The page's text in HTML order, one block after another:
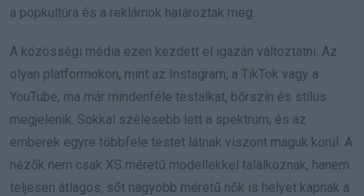
a popkultúra és a reklámok határoztak meg.
A közösségi média ezen kezdett el igazán változtatni. Az
olyan platformokon, mint az Instagram, a TikTok vagy a
YouTube, ma már mindenféle testalkat, bőrszín és stílus
megjelenik. Sokkal szélesebb lett a spektrum, és az
emberek egyre többféle testet látnak viszont maguk körül. A
nézők nem csak XS méretű modellekkel találkoznak, hanem
teljesen átlagos, sőt nagyobb méretű nők is helyet kapnak a